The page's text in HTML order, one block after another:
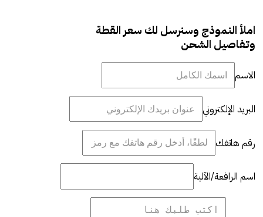
املأ النموذج وسنرسل لك سعر القطة
وتفاصيل الشحن
الاسم
البريد الإلكتروني
رقم هاتفك
اسم الرافعة/الآلية